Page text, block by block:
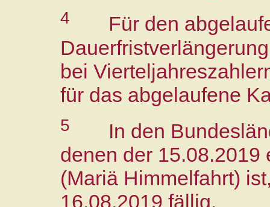
4 Für den
bei
für das abgelaufene
5 In den
denen der 15.08.2019
(Mariä Himmelfahrt)
16.08.2019 fällig.